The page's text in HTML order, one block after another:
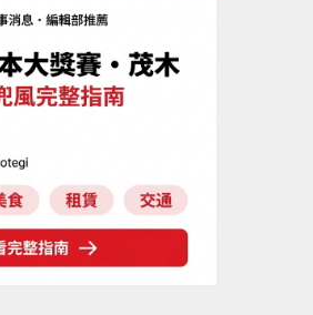
SUZUKI
400 ABS
援E10汽油 售